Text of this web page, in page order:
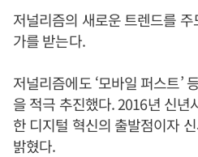
저널리즘의 새로운 트렌드를
가를 받는다.
저널리즘에도 ‘모바일 퍼스트’
을 적극 추진했다. 2016년 신년
한 디지털 혁신의 출발점이자
밝혔다.